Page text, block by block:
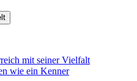
mit seiner Vielfalt
wie ein Kenner